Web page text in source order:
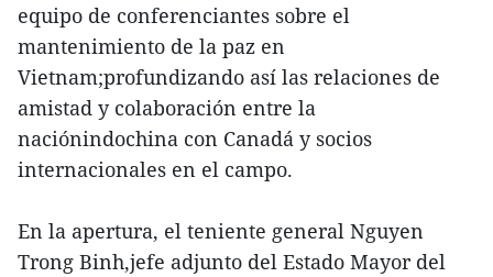
equipo de conferenciantes sobre el
mantenimiento de la paz en
Vietnam;profundizando así las relaciones de
amistad y colaboración entre la
naciónindochina con Canadá y socios
internacionales en el campo.
En la apertura, el teniente general Nguyen
Trong Binh,jefe adjunto del Estado Mayor del